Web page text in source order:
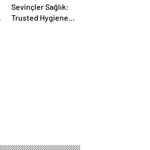
Sevinçler Sağlık:
Trusted Hygiene